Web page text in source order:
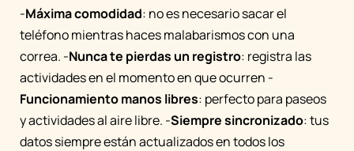
-Máxima comodidad: no es necesario sacar el
teléfono mientras haces malabarismos con una
correa. -Nunca te pierdas un registro: registra las
actividades en el momento en que ocurren -
Funcionamiento manos libres: perfecto para paseos
y actividades al aire libre. -Siempre sincronizado: tus
datos siempre están actualizados en todos los